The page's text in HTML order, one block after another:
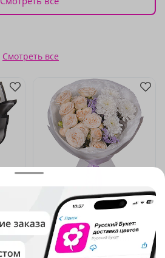
Смотреть все
5(670)
Букет "Любовь к жизни"